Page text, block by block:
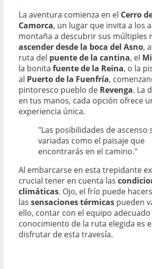
La aventura comienza en el Cerro
Camorca, un lugar que invita a los
montaña a descubrir sus múltiples
ascender desde la boca del Asno,
ruta del puente de la cantina, el
la bonita fuente de la Reina, o la
al Puerto de la Fuenfría,
pintoresco pueblo de Revenga. La
en tus manos, cada opción ofrece
experiencia única.
"Las posibilidades de ascenso
variadas como el paisaje que
encontrarás en el camino."
Al embarcarse en esta trepidante
crucial tener en cuenta las
climáticas. Ojo, el frío puede
las sensaciones térmicas pueden
ello, contar con el equipo
conocimiento de la ruta elegida es
disfrutar de esta travesía.